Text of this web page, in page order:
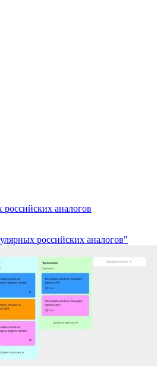
аналогов
российских аналогов"